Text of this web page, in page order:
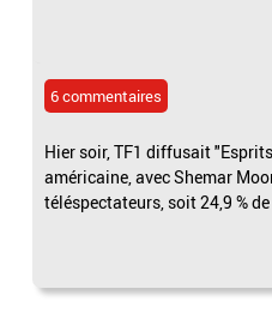
6 commentaires
Hier soir, TF1 diffusait
américaine, avec Shemar
téléspectateurs, soit 24,9 %